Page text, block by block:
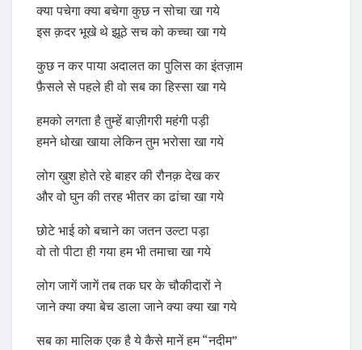
क्या पचेगा क्या बचेगा कुछ न सोचा खा गये
इस क़दर भूखे थे झूठे सच को कच्चा खा गये
कुछ न कर पाया अदालत का पुलिस का इंतज़ाम
फ़ैसले से पहले ही वो सब का हिस्सा खा गये
हमको लगता है तुम्हें बाज़ीगरी महंगी पड़ी
हमने धोखा खाया लेकिन तुम भरोसा खा गये
लोग ख़ुश होते रहे बाहर की रौनक़ देख कर
और वो घुन की तरह भीतर का ढांचा खा गये
छोटे भाई को बचाने का जतन उल्टा पड़ा
वो तो पीटा ही गया हम भी तमाचा खा गये
लोग जागें जागें तब तक घर के चौकीदारों ने
जाने क्या क्या बेच डाला जाने क्या क्या खा गये
सब का मालिक एक है ये कैसे मानें हम “नदीम”